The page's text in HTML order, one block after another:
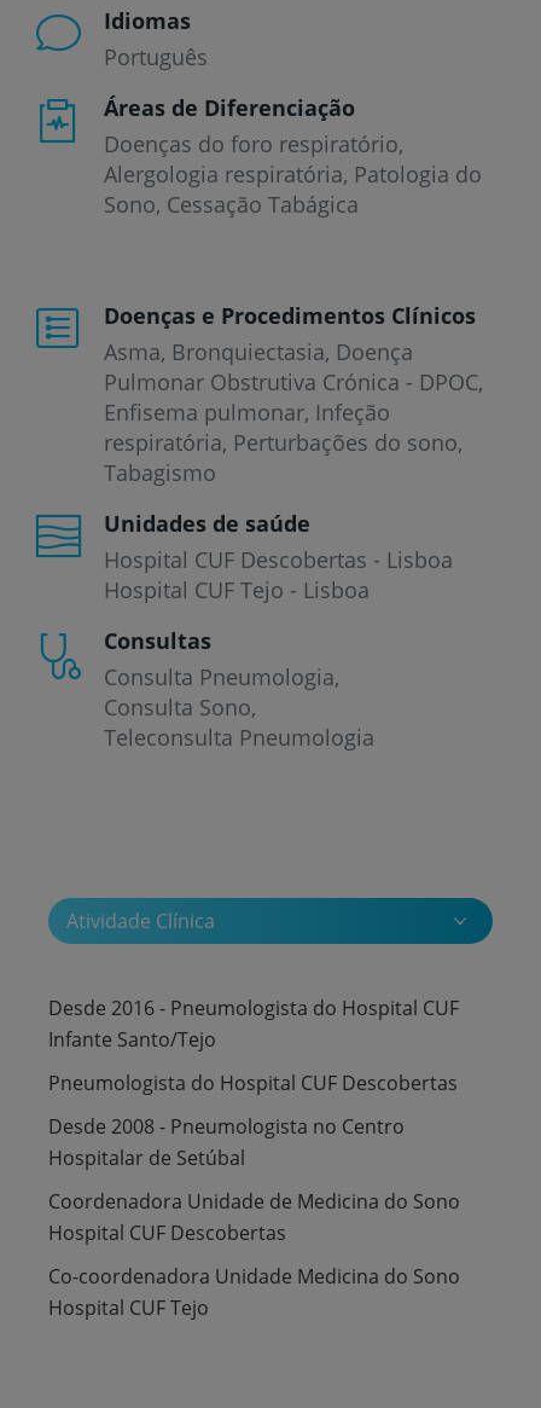
Idiomas
Português
Áreas de Diferenciação
Doenças do foro respiratório,
Alergologia respiratória, Patologia do
Sono, Cessação Tabágica
Doenças e Procedimentos Clínicos
Asma Bronquiectasia Doença
Pulmonar Obstrutiva Crónica - DPOC
Enfisema pulmonar Infeção
respiratória Perturbações do sono
Tabagismo
Unidades de saúde
Hospital CUF Descobertas - Lisboa
Hospital CUF Tejo - Lisboa
Consultas
Consulta Pneumologia
Consulta Sono
Teleconsulta Pneumologia
Atividade Clínica
Desde 2016 - Pneumologista do Hospital CUF
Infante Santo/Tejo
Pneumologista do Hospital CUF Descobertas
Desde 2008 - Pneumologista no Centro
Hospitalar de Setúbal
Coordenadora Unidade de Medicina do Sono
Hospital CUF Descobertas
Co-coordenadora Unidade Medicina do Sono
Hospital CUF Tejo